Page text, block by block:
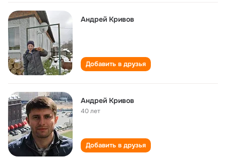
Андрей Кривов
Добавить в друзья
Андрей Кривов
40 лет
Добавить в друзья